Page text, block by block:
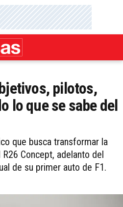
pilotos,
lo que se sabe del
que busca transformar la
Concept, adelanto del
de su primer auto de F1.